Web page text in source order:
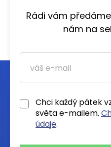
Rádi vám
nám na
Chci každý pátek
světa e-mailem.
údaje.